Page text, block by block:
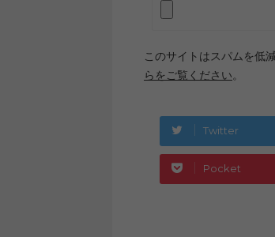
このサイトはスパムを低
らをご覧ください。
Twitter
Pocket